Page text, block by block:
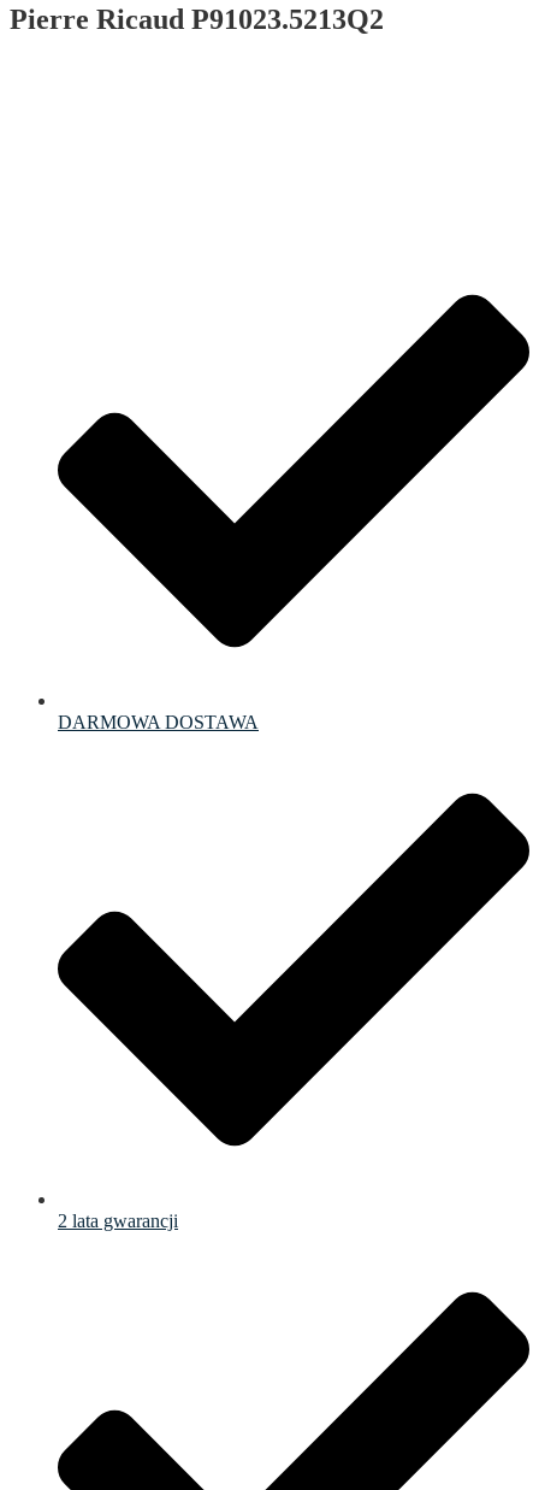
Pierre Ricaud P91023.5213Q2
DARMOWA DOSTAWA
2 lata gwarancji